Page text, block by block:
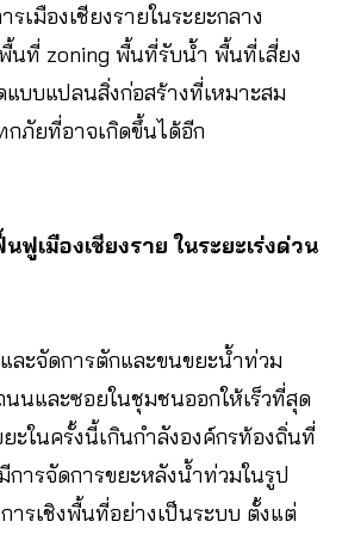
เมืองเชียงรายในระยะกลาง
พื้นที่ zoning พื้นที่รับน้ำ พื้นที่เสี่ยง
บบแปลนสิ่งก่อสร้างที่เหมาะสม
กภัยที่อาจเกิดขึ้นได้อีก
ฟูเมืองเชียงราย ในระยะเร่งด่วน
ละจัดการตักและขนขยะน้ำท่วม
นและซอยในชุมชนออกให้เร็วที่สุด
ะในครั้งนี้เกินกำลังองค์กรท้องถิ่นที่
การจัดการขยะหลังน้ำท่วมในรูป
ารเชิงพื้นที่อย่างเป็นระบบ ตั้งแต่